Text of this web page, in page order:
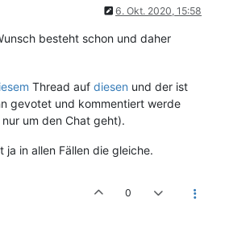
6. Okt. 2020, 15:58
besteht schon und daher
Thread auf diesen und der ist
gevotet und kommentiert werde
um den Chat geht).
ja in allen Fällen die gleiche.
0